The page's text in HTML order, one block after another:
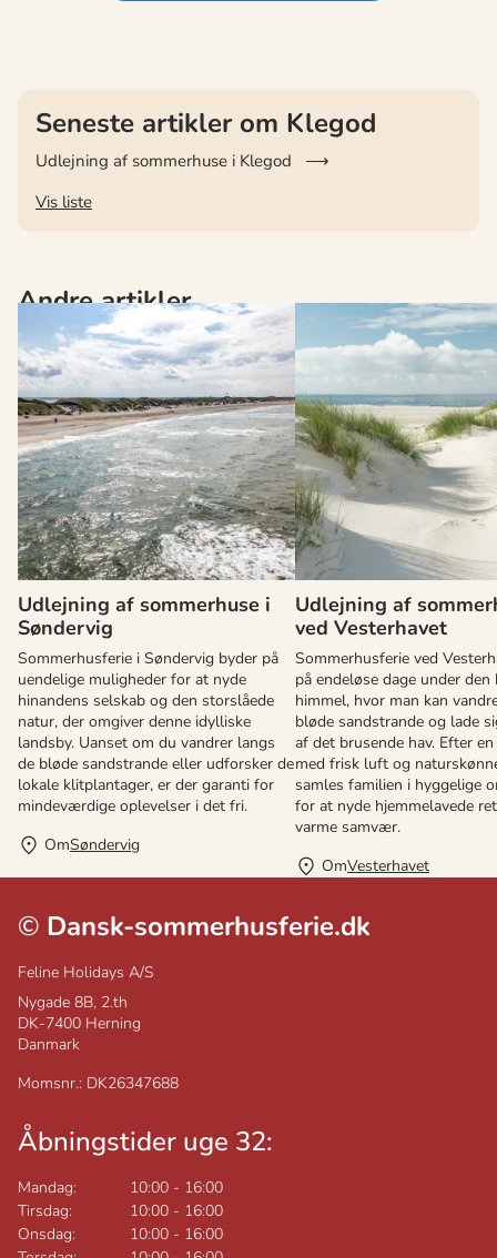
Seneste artikler om Klegod
Udlejning af sommerhuse i Klegod
Vis liste
Andre artikler
Udlejning af sommerhuse i
Søndervig
Sommerhusferie i Søndervig byder på
uendelige muligheder for at nyde
hinandens selskab og den storslåede
natur, der omgiver denne idylliske
landsby. Uanset om du vandrer langs
de bløde sandstrande eller udforsker de
lokale klitplantager, er der garanti for
mindeværdige oplevelser i det fri.
OmSøndervig
Udlejning af
ved Vesterhavet
Sommerhusferie ved
på endeløse dage under den
himmel, hvor man kan
bløde sandstrande og lade
af det brusende hav. Efter
med frisk luft og
samles familien i hyggelige
for at nyde hjemmelavede
varme samvær.
OmVesterhavet
© Dansk-sommerhusferie.dk
Feline Holidays A/S
Nygade 8B, 2.th
DK-7400 Herning
Danmark
Momsnr.: DK26347688
Åbningstider uge 32:
Mandag: 10:00 - 16:00
Tirsdag:
10:00 - 16:00
Onsdag:
10:00 - 16:00